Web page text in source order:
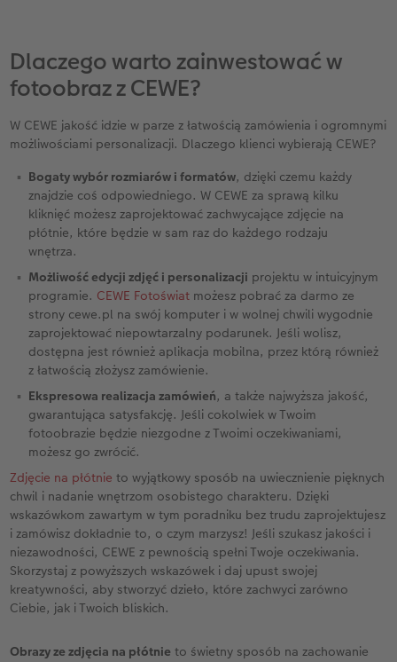
formie – romantyczny i osobisty.
Dlaczego warto zainwestować w
fotoobraz z CEWE?
W CEWE jakość idzie w parze z łatwością zamówienia i ogromnymi
możliwościami personalizacji. Dlaczego klienci wybierają CEWE?
Bogaty wybór rozmiarów i formatów, dzięki czemu każdy
znajdzie coś odpowiedniego. W CEWE za sprawą kilku
kliknięć możesz zaprojektować zachwycające zdjęcie na
płótnie, które będzie w sam raz do każdego rodzaju
wnętrza.
Możliwość edycji zdjęć i personalizacji projektu w intuicyjnym
programie. CEWE Fotoświat możesz pobrać za darmo ze
strony cewe.pl na swój komputer i w wolnej chwili wygodnie
zaprojektować niepowtarzalny podarunek. Jeśli wolisz,
dostępna jest również aplikacja mobilna, przez którą również
z łatwością złożysz zamówienie.
Ekspresowa realizacja zamówień, a także najwyższa jakość,
gwarantująca satysfakcję. Jeśli cokolwiek w Twoim
fotoobrazie będzie niezgodne z Twoimi oczekiwaniami,
możesz go zwrócić.
Zdjęcie na płótnie to wyjątkowy sposób na uwiecznienie pięknych
chwil i nadanie wnętrzom osobistego charakteru. Dzięki
wskazówkom zawartym w tym poradniku bez trudu zaprojektujesz
i zamówisz dokładnie to, o czym marzysz! Jeśli szukasz jakości i
niezawodności, CEWE z pewnością spełni Twoje oczekiwania.
Skorzystaj z powyższych wskazówek i daj upust swojej
kreatywności, aby stworzyć dzieło, które zachwyci zarówno
Ciebie, jak i Twoich bliskich.
Obrazy ze zdjęcia na płótnie to świetny sposób na zachowanie